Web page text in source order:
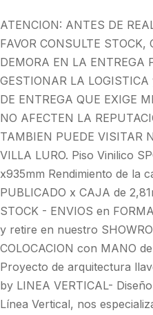
ATENCION: ANTES DE
FAVOR CONSULTE STOCK,
DEMORA EN LA ENTREGA
GESTIONAR LA
DE ENTREGA QUE EXIGE
NO AFECTEN LA
TAMBIEN PUEDE VISITAR
VILLA LURO. Piso Vinilico
x935mm Rendimiento de la
PUBLICADO x CAJA de
STOCK - ENVIOS en
y retire en nuestro
COLOCACION con MANO
Proyecto de arquitectura
by LINEA VERTICAL-
Línea Vertical, nos